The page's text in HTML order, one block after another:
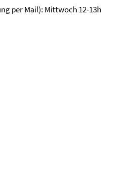
per Mail): Mittwoch 12-13h